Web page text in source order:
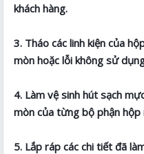
khách hàng.
3. Tháo các linh kiện của
mòn hoặc lỗi không sử
4. Làm vệ sinh hút sạch
mòn của từng bộ phận hộp
5. Lắp ráp các chi tiết đã